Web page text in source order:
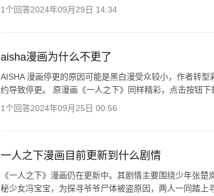
1个回答2024年09月29日 14:34
aisha漫画为什么不更了
AISHA 漫画停更的原因可能是黑白漫受众较小，作者转
约导致停更。 原漫画《一人之下》同样精彩，点击按钮下
1个回答2024年09月25日 00:56
一人之下漫画目前更新到什么剧情
《一人之下》漫画仍在更新中。其剧情主要围绕少年张
秘少女冯宝宝，为探寻爷爷尸体被盗原因，两人一同踏